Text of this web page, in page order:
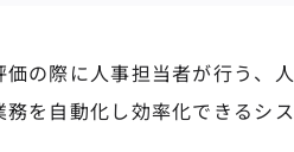
の際に人事担当者が行う、
を自動化し効率化できるシ